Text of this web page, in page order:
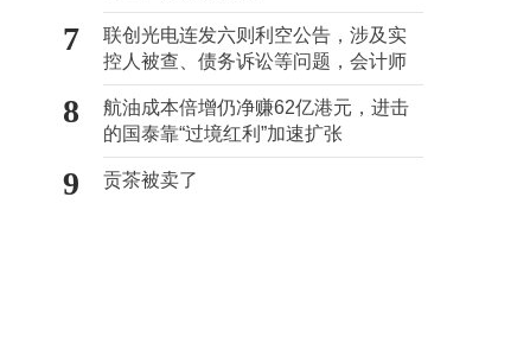
7
联创光电连发六则利空公告，涉及实
控人被查、债务诉讼等问题，会计师
事务所曾出具“保留意见”
8
航油成本倍增仍净赚62亿港元，进击
的国泰靠“过境红利”加速扩张
9 贡茶被卖了